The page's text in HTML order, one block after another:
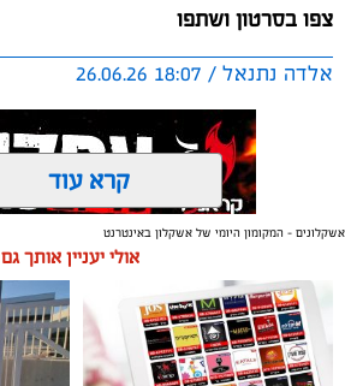
צפו בסרטון ושתפו
אלדה נתנאל / 18:07 26.06.26
קרא עוד
אשקלונים - המקומון היומי של אשקלון באינטרנט
אולי יעניין אותך גם